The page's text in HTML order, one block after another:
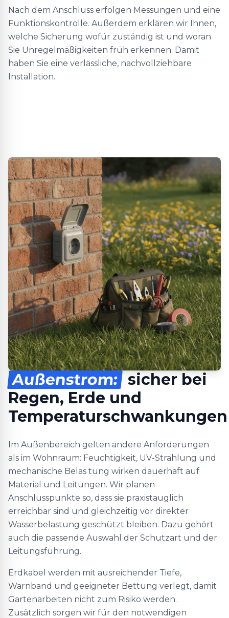
Nach dem Anschluss erfolgen Messungen und eine
Funktionskontrolle. Außerdem erklären wir Ihnen,
welche Sicherung wofür zuständig ist und woran
Sie Unregelmäßigkeiten früh erkennen. Damit
haben Sie eine verlässliche, nachvollziehbare
Installation.
Außenstrom: sicher bei
Regen, Erde und
Temperaturschwankungen
Im Außenbereich gelten andere Anforderungen
als im Wohnraum: Feuchtigkeit, UV-Strahlung und
mechanische Belas tung wirken dauerhaft auf
Material und Leitungen. Wir planen
Anschlusspunkte so, dass sie praxistauglich
erreichbar sind und gleichzeitig vor direkter
Wasserbelastung geschützt bleiben. Dazu gehört
auch die passende Auswahl der Schutzart und der
Leitungsführung.
Erdkabel werden mit ausreichender Tiefe,
Warnband und geeigneter Bettung verlegt, damit
Gartenarbeiten nicht zum Risiko werden.
Zusätzlich sorgen wir für den notwendigen